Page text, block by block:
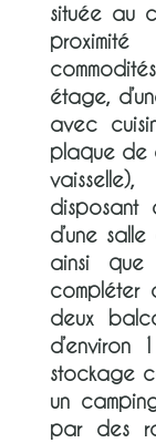
située au
étage,
avec
plaque de
disposant
d’une
ainsi que
compléter
deux
d’environ
stockage
un
par des